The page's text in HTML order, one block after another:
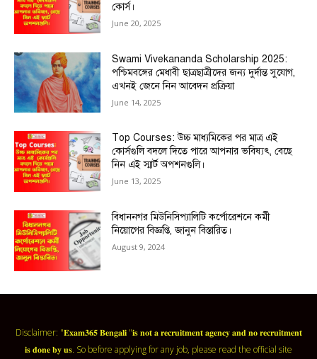
কোর্স।
June 20, 2025
Swami Vivekananda Scholarship 2025:
পশ্চিমবঙ্গের মেধাবী ছাত্রছাত্রীদের জন্য দুর্দান্ত সুযোগ,
এখনই জেনে নিন আবেদন প্রক্রিয়া
June 14, 2025
Top Courses: উচ্চ মাধ্যমিকের পর মাত্র এই
কোর্সগুলি বদলে দিতে পারে আপনার ভবিষ্যৎ, বেছে
নিন এই স্মার্ট অপশনগুলি।
June 13, 2025
বিধাননগর মিউনিসিপ্যালিটি কর্পোরেশনে কর্মী
নিয়োগের বিজ্ঞপ্তি, জানুন বিস্তারিত।
August 9, 2024
Disclaimer: "𝐄𝐱𝐚𝐦𝟑𝟔𝟓 𝐁𝐞𝐧𝐠𝐚𝐥𝐢 "𝐢𝐬 𝐧𝐨𝐭 𝐚 𝐫𝐞𝐜𝐫𝐮𝐢𝐭𝐦𝐞𝐧𝐭 𝐚𝐠𝐞𝐧𝐜𝐲 𝐚𝐧𝐝 𝐧𝐨 𝐫𝐞𝐜𝐫𝐮𝐢𝐭𝐦𝐞𝐧𝐭
𝐢𝐬 𝐝𝐨𝐧𝐞 𝐛𝐲 𝐮𝐬. So before applying for any job, please read the official site